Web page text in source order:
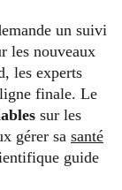
un suivi
les nouveaux
les experts
finale. Le
sur les
gérer sa santé
guide